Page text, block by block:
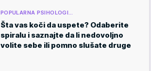
POPULARNA PSIHOLOGI…
Šta vas koči da uspete? Odaberite
spiralu i saznajte da li nedovoljno
volite sebe ili pomno slušate druge